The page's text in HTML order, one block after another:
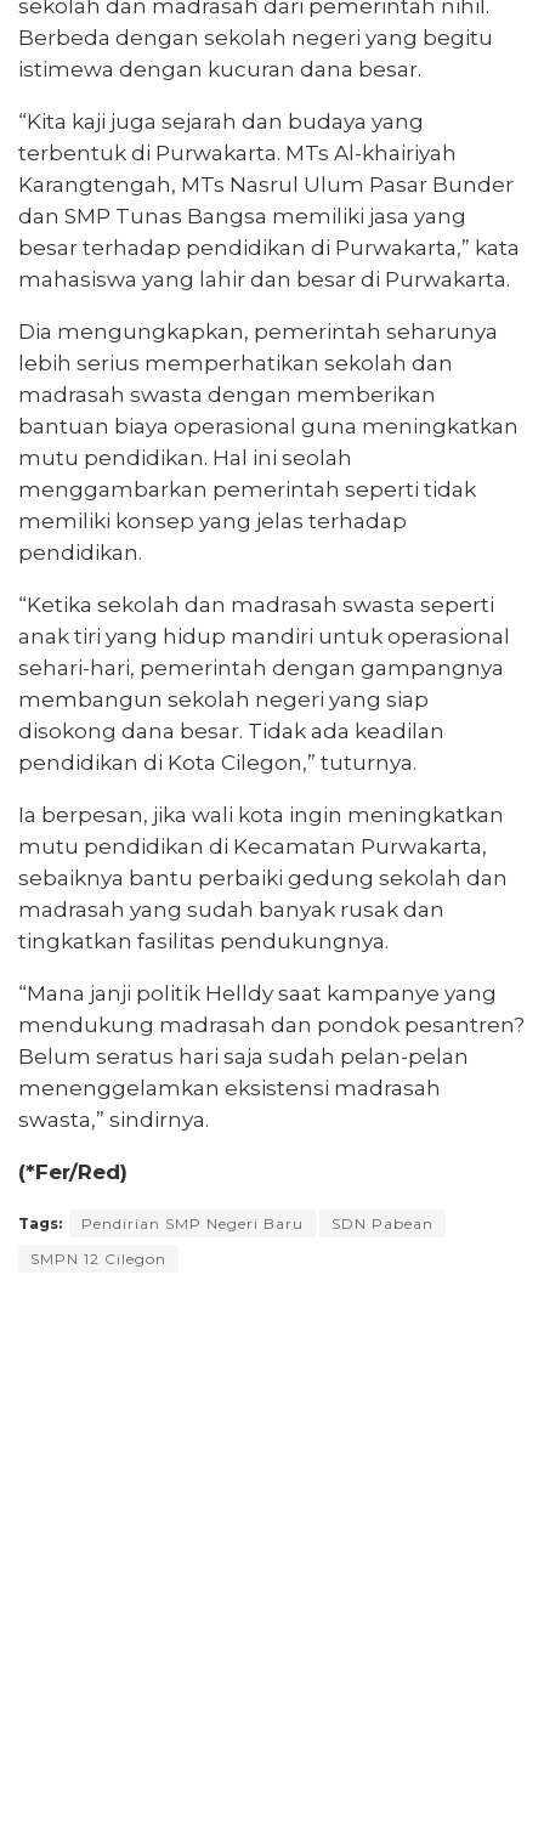
sekolah dan madrasah dari pemerintah nihil.
Berbeda dengan sekolah negeri yang begitu
istimewa dengan kucuran dana besar.
“Kita kaji juga sejarah dan budaya yang
terbentuk di Purwakarta. MTs Al-khairiyah
Karangtengah, MTs Nasrul Ulum Pasar Bunder
dan SMP Tunas Bangsa memiliki jasa yang
besar terhadap pendidikan di Purwakarta,” kata
mahasiswa yang lahir dan besar di Purwakarta.
Dia mengungkapkan, pemerintah seharunya
lebih serius memperhatikan sekolah dan
madrasah swasta dengan memberikan
bantuan biaya operasional guna meningkatkan
mutu pendidikan. Hal ini seolah
menggambarkan pemerintah seperti tidak
memiliki konsep yang jelas terhadap
pendidikan.
“Ketika sekolah dan madrasah swasta seperti
anak tiri yang hidup mandiri untuk operasional
sehari-hari, pemerintah dengan gampangnya
membangun sekolah negeri yang siap
disokong dana besar. Tidak ada keadilan
pendidikan di Kota Cilegon,” tuturnya.
Ia berpesan, jika wali kota ingin meningkatkan
mutu pendidikan di Kecamatan Purwakarta,
sebaiknya bantu perbaiki gedung sekolah dan
madrasah yang sudah banyak rusak dan
tingkatkan fasilitas pendukungnya.
“Mana janji politik Helldy saat kampanye yang
mendukung madrasah dan pondok pesantren?
Belum seratus hari saja sudah pelan-pelan
menenggelamkan eksistensi madrasah
swasta,” sindirnya.
(*Fer/Red)
Tags: Pendirian SMP Negeri Baru
SDN Pabean
SMPN 12 Cilegon